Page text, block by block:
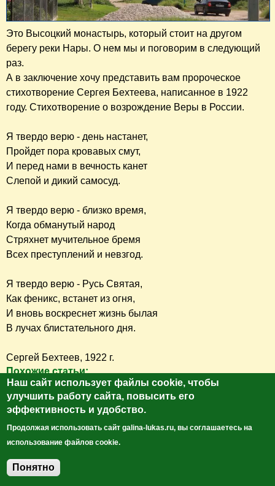
Это Высоцкий монастырь, который стоит на другом
берегу реки Нары. О нем мы и поговорим в следующий
раз.
А в заключение хочу представить вам пророческое
стихотворение Сергея Бехтеева, написанное в 1922
году. Стихотворение о возрождение Веры в России.
Я твердо верю - день настанет,
Пройдет пора кровавых смут,
И перед нами в вечность канет
Слепой и дикий самосуд.
Я твердо верю - близко время,
Когда обманутый народ
Стряхнет мучительное бремя
Всех преступлений и невзгод.
Я твердо верю - Русь Святая,
Как феникс, встанет из огня,
И вновь воскреснет жизнь былая
В лучах блистательного дня.
Сергей Бехтеев, 1922 г.
Похожие статьи:
или "Репортаж со связанными
руками"
Наш сайт использует файлы cookie, чтобы
улучшить работу сайта, повысить его
эффективность и удобство.
Продолжая использовать сайт galina-lukas.ru, вы соглашаетесь на
использование файлов cookie.
Понятно